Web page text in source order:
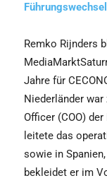
Remko Rijnders
Jahre für
Niederländer
Officer (COO)
leitete das
sowie in
bekleidet er im